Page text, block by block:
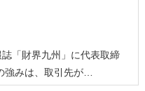
「財界九州」に代表取締
強みは、取引先が…